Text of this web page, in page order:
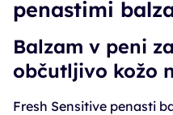
penastimi
Balzam v peni
občutljivo kožo
Fresh Sensitive penasti